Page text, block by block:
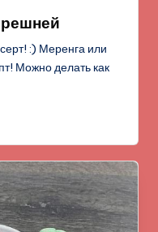
:) Меренга или
Можно делать как